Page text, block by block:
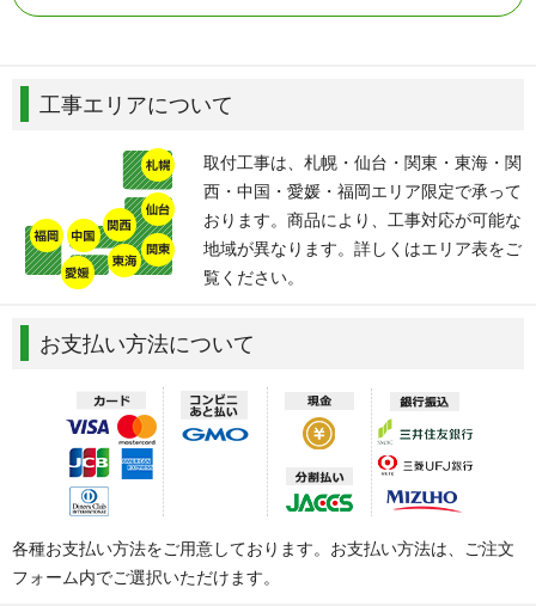
工事エリアについて
取付工事は、札幌・仙台・関東・東海・関
西・中国・愛媛・福岡エリア限定で承って
おります。商品により、工事対応が可能な
地域が異なります。詳しくはエリア表をご
覧ください。
お支払い方法について
各種お支払い方法をご用意しております。お支払い方法は、ご注文
フォーム内でご選択いただけます。